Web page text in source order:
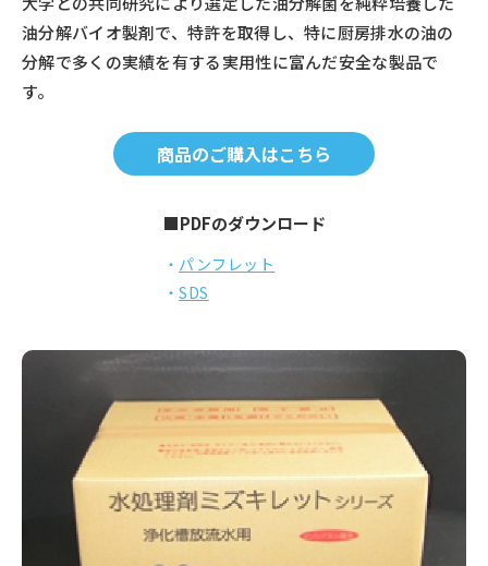
油分解バイオ製剤で、特許を取得し、特に厨房排水の油の
分解で多くの実績を有する実用性に富んだ安全な製品で
す。
商品のご購入はこちら
■PDFのダウンロード
パンフレット
SDS